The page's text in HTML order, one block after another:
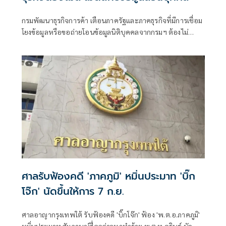
กรมพัฒนาธุรกิจการค้า เตือนภาครัฐและภาคธุรกิจที่มีการเชื่อม
โยงข้อมูลหรือขอถ่ายโอนข้อมูลนิติบุคคลจากกรมฯ ต้องไม่
โดยไม่ได้รับอนุญาต เป็นการละเมิดสิทธิตามกฎหมาย PDPA ย้ำ
หากไม่ปฏิบัติตามหรือฝ่าฝืนจะมีความรับผิดทั้งซึ่งมีความผิดทั้ง
ทางแพ่ง ทางอาญา และทางปกครอง
ศาลรับฟ้องคดี 'ภาคภูมิ' หมิ่นประมาท 'บิ๊ก
โจ๊ก' นัดขึ้นให้การ 7 ก.ย.
ศาลอาญากรุงเทพใต้ รับฟ้องคดี 'บิ๊กโจ๊ก' ฟ้อง 'พ.ต.อ.ภาคภูมิ'